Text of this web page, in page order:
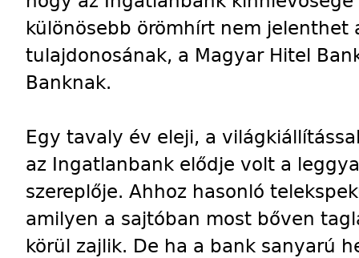
különösebb örömhírt nem jelenthet
tulajdonosának, a Magyar Hitel
Banknak.
Egy tavaly év eleji, a
az Ingatlanbank elődje volt a
szereplője. Ahhoz hasonló
amilyen a sajtóban most bőven
körül zajlik. De ha a bank sanyarú